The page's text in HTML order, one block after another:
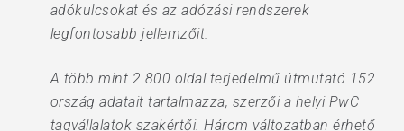
adókulcsokat és az adózási rendszerek
legfontosabb jellemzőit.
A több mint 2 800 oldal terjedelmű útmutató 152
ország adatait tartalmazza, szerzői a helyi PwC
tagvállalatok szakértői. Három változatban érhető